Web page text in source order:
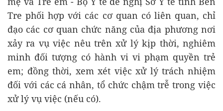
Tre phối hợp với các cơ quan có liên quan, chỉ
đạo các cơ quan chức năng của địa phương nơi
xảy ra vụ việc nêu trên xử lý kịp thời, nghiêm
minh đối tượng có hành vi vi phạm quyền trẻ
em; đồng thời, xem xét việc xử lý trách nhiệm
đối với các cá nhân, tổ chức chậm trễ trong việc
xử lý vụ việc (nếu có).